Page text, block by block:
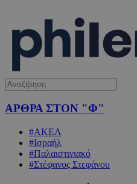
ΑΡΘΡΑ ΣΤΟΝ "Φ"
#ΑΚΕΛ
#Ισραήλ
#Παλαιστινιακό
#Στέφανος Στεφάνου